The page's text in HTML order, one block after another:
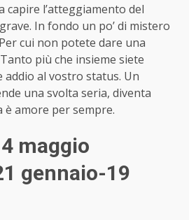
capire l’atteggiamento del
In fondo un po’ di mistero
cui non potete dare una
più che insieme siete
addio al vostro status. Un
una svolta seria, diventa
è amore per sempre.
maggio
gennaio-19